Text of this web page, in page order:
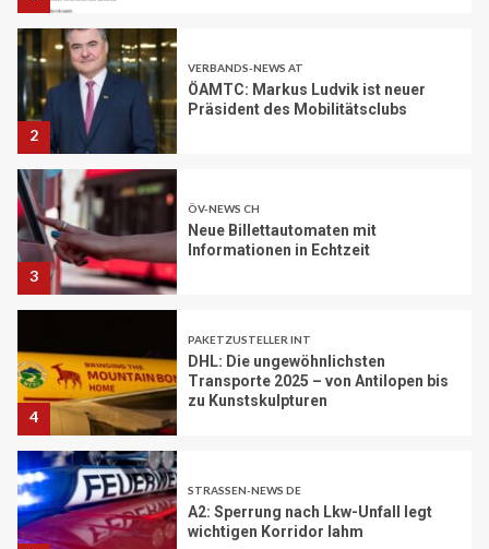
2
3
ÖV-NEWS CH
Neue Billettautomaten mit
4
PAKETZUSTELLER INT
DHL: Die ungewöhnlichsten
Transporte 2025 – von Antilopen bis
5
STRASSEN-NEWS DE
A2: Sperrung nach Lkw-Unfall legt
wichtigen Korridor lahm
BRANCHEN-NEWS (DE)
Volvo Trucks erhält Deutschen